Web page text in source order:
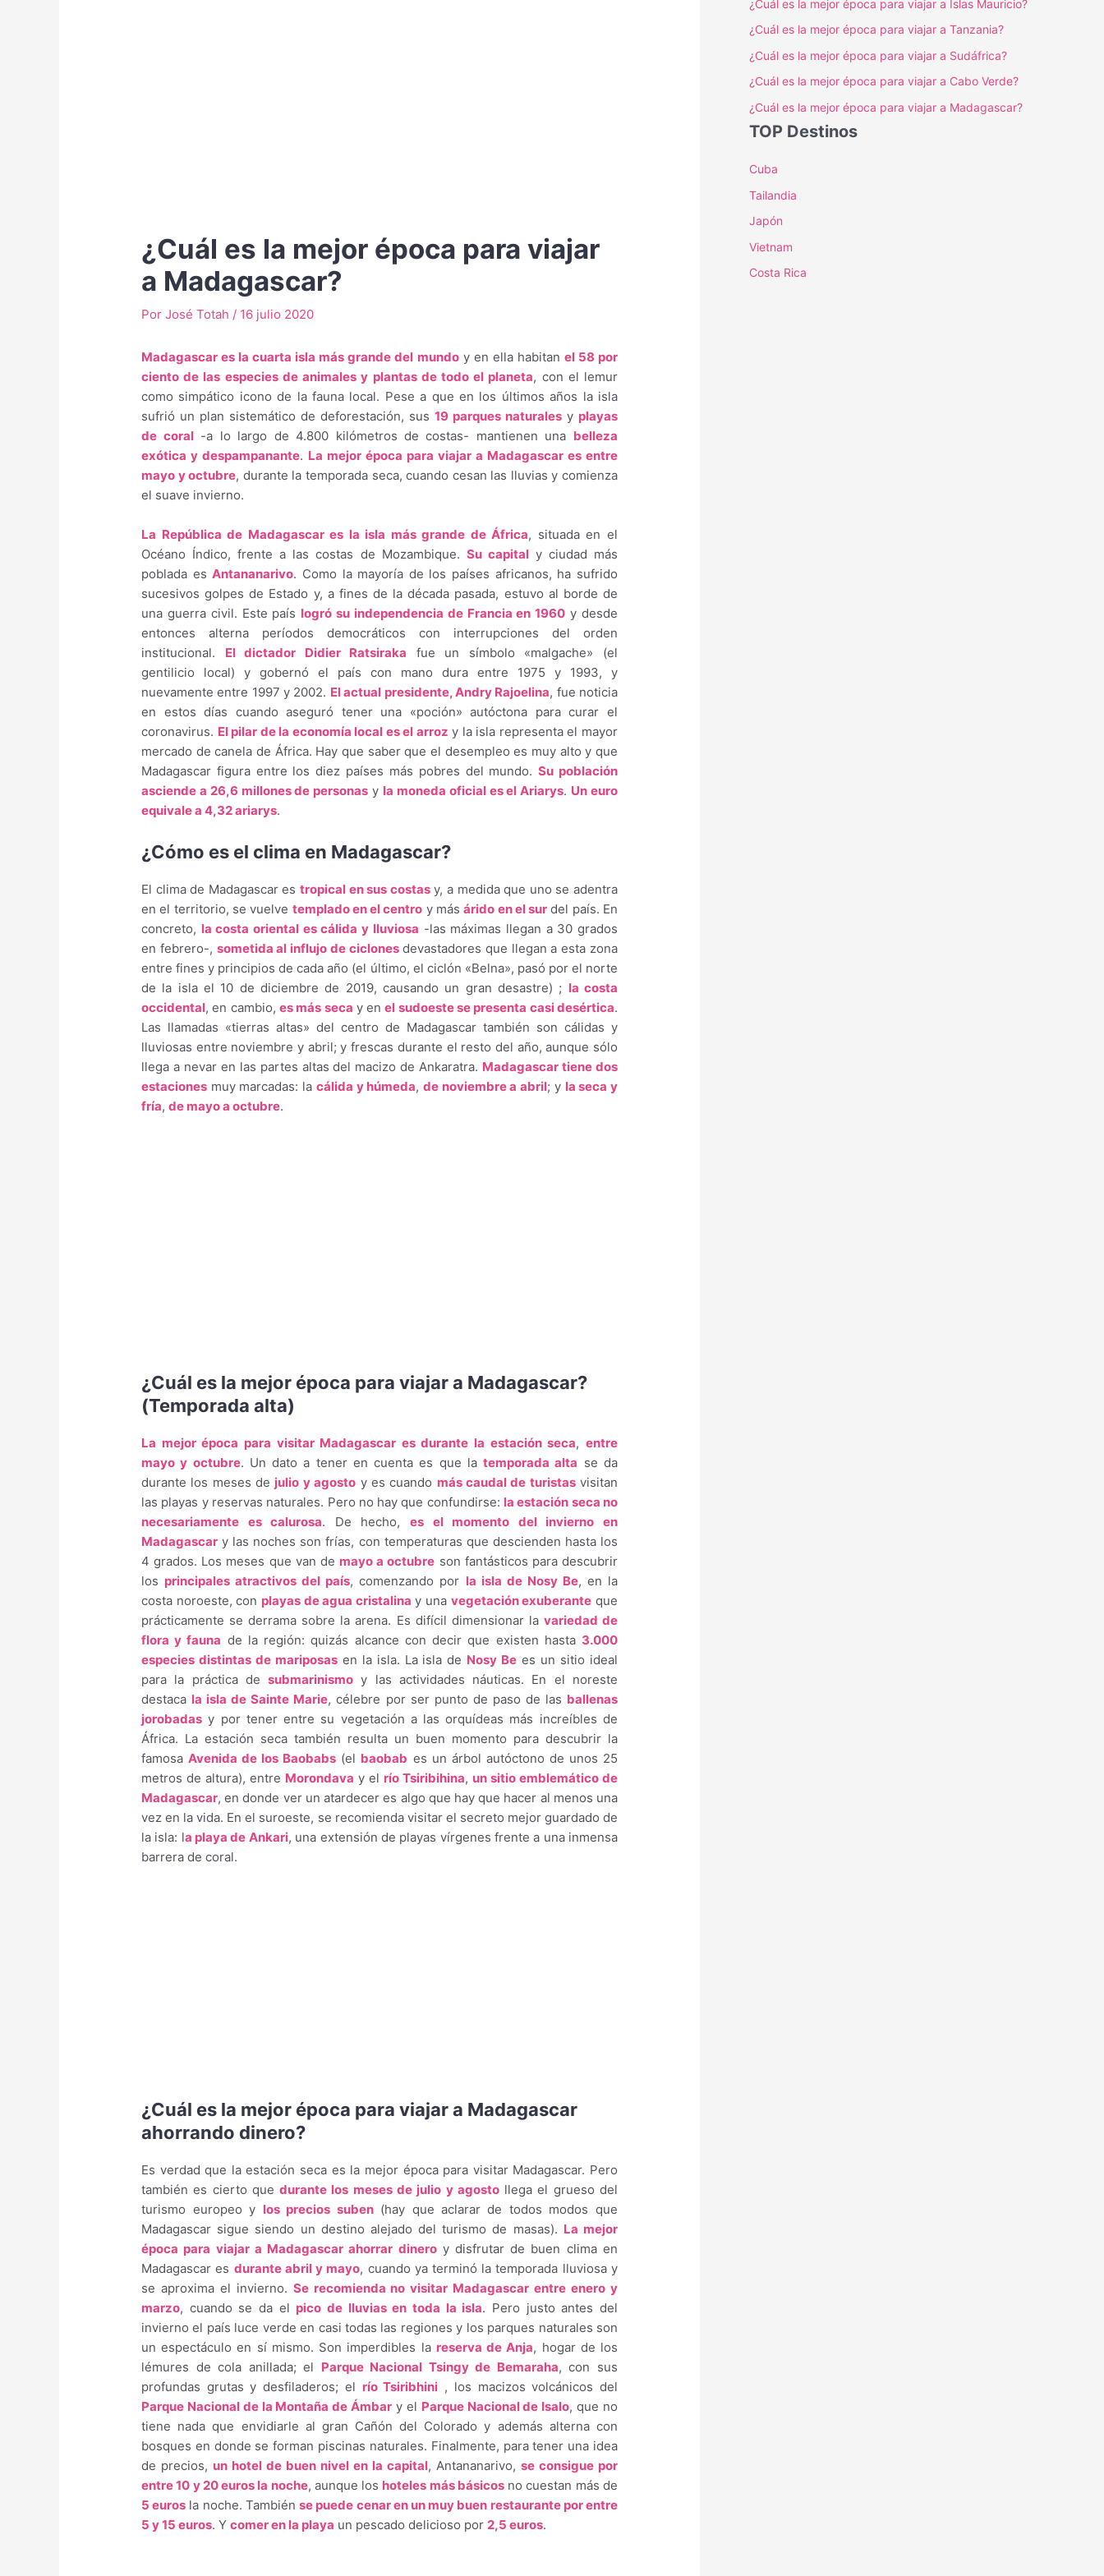
¿Cuál es la mejor época para viajar
a Madagascar?
PorJosé Totah / 16 julio 2020
Madagascar es la cuarta isla más grande del mundoy en ella habitan el 58 por
ciento de las especies de animales y plantas de todo el planeta, con el lemur
como simpático icono de la fauna local. Pese a que en los últimos años la isla
sufrió un plan sistemático de deforestación, sus 19 parques naturalesy playas
de coral-a lo largo de 4.800 kilómetros de costas- mantienen una belleza
exótica y despampanante. La mejor época para viajar a Madagascar es entre
mayo y octubre, durante la temporada seca, cuando cesan las lluvias y comienza
el suave invierno.
La República de Madagascar es la isla más grande de África, situada en el
Océano Índico, frente a las costas de Mozambique. Su capitaly ciudad más
poblada esAntananarivo. Como la mayoría de los países africanos, ha sufrido
sucesivos golpes de Estado y, a fines de la década pasada, estuvo al borde de
una guerra civil. Este país logró su independencia de Francia en 1960 y desde
entonces alterna períodos democráticos con interrupciones del orden
institucional. El dictador Didier Ratsiraka fue un símbolo «malgache» (el
gentilicio local) y gobernó el país con mano dura entre 1975 y 1993, y
nuevamente entre 1997 y 2002. El actual presidente, Andry Rajoelina, fue noticia
en estos días cuando aseguró tener una «poción» autóctona para curar el
coronavirus. El pilar de la economía local es el arroz y la isla representa el mayor
mercado de canela de África. Hay que saber que el desempleo es muy alto y que
Madagascar figura entre los diez países más pobres del mundo.Su población
asciende a 26,6 millones de personas y la moneda oficial es el Ariarys. Un euro
equivale a 4,32 ariarys.
¿Cómo es el clima en Madagascar?
El clima de Madagascar estropical en sus costasy, a medida que uno se adentra
en el territorio, se vuelve templado en el centro y másárido en el sur del país. En
concreto, la costa oriental es cálida y lluviosa -las máximas llegan a 30 grados
en febrero-, sometida al influjo de ciclonesdevastadores que llegan a esta zona
entre fines y principios de cada año (el último, el ciclón «Belna», pasó por el norte
de la isla el 10 de diciembre de 2019, causando un gran desastre) ; la costa
occidental, en cambio, es más seca y enel sudoeste se presenta casi desértica.
Las llamadas «tierras altas» del centro de Madagascar también son cálidas y
lluviosas entre noviembre y abril; y frescas durante el resto del año, aunque sólo
llega a nevar en las partes altas del macizo de Ankaratra. Madagascar tiene dos
estaciones muy marcadas: la cálida y húmeda,de noviembre a abril; y la seca y
fría,de mayo a octubre.
¿Cuál es la mejor época para viajar a Madagascar?
(Temporada alta)
La mejor época para visitar Madagascar es durante la estación seca, entre
mayo y octubre. Un dato a tener en cuenta es que latemporada alta se da
durante los meses de julio y agosto y es cuando más caudal de turistasvisitan
las playas y reservas naturales. Pero no hay que confundirse: la estación seca no
necesariamente es calurosa. De hecho,es el momento del invierno en
Madagascar y las noches son frías, con temperaturas que descienden hasta los
4 grados. Los meses que van de mayo a octubre son fantásticos para descubrir
los principales atractivos del país, comenzando por la isla de Nosy Be, en la
costa noroeste, con playas de agua cristalina y una vegetación exuberante que
prácticamente se derrama sobre la arena. Es difícil dimensionar la variedad de
flora y fauna de la región: quizás alcance con decir que existen hasta 3.000
especies distintas de mariposasen la isla. La isla de Nosy Be es un sitio ideal
para la práctica desubmarinismo y las actividades náuticas. En el noreste
destaca la isla de Sainte Marie, célebre por ser punto de paso de las ballenas
jorobadas y por tener entre su vegetación a las orquídeas más increíbles de
África. La estación seca también resulta un buen momento para descubrir la
famosaAvenida de los Baobabs (el baobab es un árbol autóctono de unos 25
metros de altura), entre Morondava y el río Tsiribihina, un sitio emblemático de
Madagascar, en donde ver un atardecer es algo que hay que hacer al menos una
vez en la vida. En el suroeste, se recomienda visitar el secreto mejor guardado de
la isla: la playa de Ankari, una extensión de playas vírgenes frente a una inmensa
barrera de coral.
¿Cuál es la mejor época para viajar a Madagascar
ahorrando dinero?
Es verdad que la estación seca es la mejor época para visitar Madagascar. Pero
también es cierto quedurante los meses de julio y agostollega el grueso del
turismo europeo y los precios suben(hay que aclarar de todos modos que
Madagascar sigue siendo un destino alejado del turismo de masas). La mejor
época para viajar a Madagascar ahorrar dineroy disfrutar de buen clima en
Madagascar es durante abril y mayo, cuando ya terminó la temporada lluviosa y
se aproxima el invierno. Se recomienda no visitar Madagascar entre enero y
marzo, cuando se da el pico de lluvias en toda la isla. Pero justo antes del
invierno el país luce verde en casi todas las regiones y los parques naturales son
un espectáculo en sí mismo. Son imperdibles la reserva de Anja, hogar de los
lémures de cola anillada; el Parque Nacional Tsingy de Bemaraha, con sus
profundas grutas y desfiladeros; el río Tsiribhini , los macizos volcánicos del
Parque Nacional de la Montaña de Ámbar y el Parque Nacional de Isalo, que no
tiene nada que envidiarle al gran Cañón del Colorado y además alterna con
bosques en donde se forman piscinas naturales. Finalmente, para tener una idea
de precios, un hotel de buen nivel en la capital, Antananarivo, se consigue por
entre 10 y 20 euros la noche, aunque los hoteles más básicosno cuestan más de
5 euros la noche. Tambiénse puede cenar en un muy buen restaurante por entre
5 y 15 euros. Ycomer en la playa un pescado delicioso por 2,5 euros.
¿Cuál es la mejor época para viajar a Islas Mauricio?
¿Cuál es la mejor época para viajar a Tanzania?
¿Cuál es la mejor época para viajar a Sudáfrica?
¿Cuál es la mejor época para viajar a Cabo Verde?
¿Cuál es la mejor época para viajar a Madagascar?
TOP Destinos
Cuba
Tailandia
Japón
Vietnam
Costa Rica